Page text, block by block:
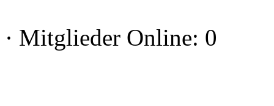
· Mitglieder Online: 0